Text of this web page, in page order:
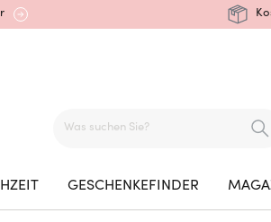
von Cartier
GESCHENKEFINDER